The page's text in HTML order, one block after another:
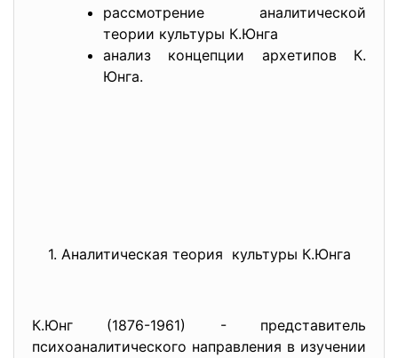
рассмотрение аналитической
теории культуры К.Юнга
анализ концепции архетипов К.
Юнга.
1. Аналитическая теория культуры К.Юнга
К.Юнг (1876-1961) - представитель
психоаналитического направления в изучении